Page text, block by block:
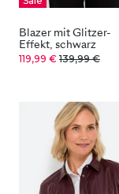
Blazer mit Glitzer-
Effekt, schwarz
119,99 € 139,99 €